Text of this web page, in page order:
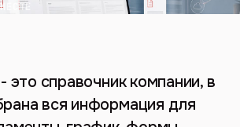
это справочник компании, в
вся информация для